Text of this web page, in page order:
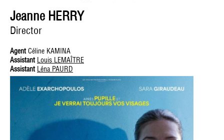
Jeanne HERRY
Director
AgentCéline KAMINA
Assistant Louis LEMAÎTRE
Assistant Léna PAURD